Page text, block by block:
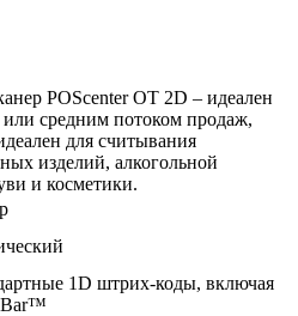
POScenter OT 2D – идеален
средним потоком продаж,
для считывания
изделий, алкогольной
и косметики.
1D штрих-коды, включая